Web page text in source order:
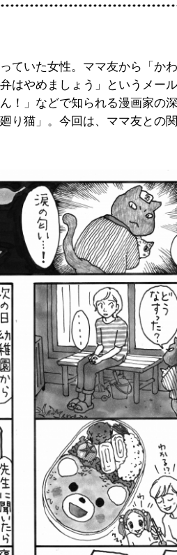
ていた女性。ママ友から「か
はやめましょう」というメー
」などで知られる漫画家の
り猫」。今回は、ママ友との